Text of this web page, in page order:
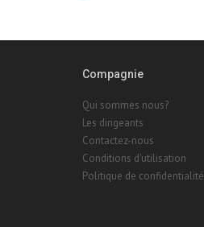
Compagnie
Qui sommes nous?
Les dirigeants
Contactez-nous
Conditions d'utilisation
Politique de confidentialité